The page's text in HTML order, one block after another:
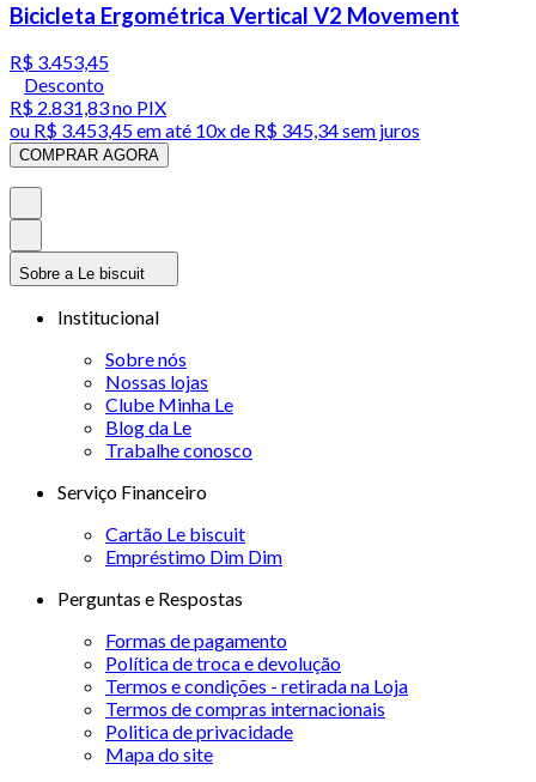
Bicicleta Ergométrica Vertical V2 Movement
R$ 3.453,45
Desconto
R$ 2.831,83no PIX
ou R$ 3.453,45em até 10x de R$ 345,34 sem juros
COMPRAR AGORA
Sobre a Le biscuit
Institucional
Sobre nós
Nossas lojas
Clube Minha Le
Blog da Le
Trabalhe conosco
Serviço Financeiro
Cartão Le biscuit
Empréstimo Dim Dim
Perguntas e Respostas
Formas de pagamento
Política de troca e devolução
Termos e condições - retirada na Loja
Termos de compras internacionais
Politica de privacidade
Mapa do site